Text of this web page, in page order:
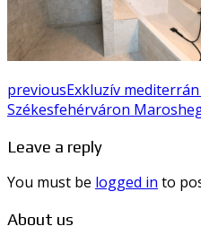
previousExkluzív
Székesfehérváron
Leave a reply
You must be logged in to
About us